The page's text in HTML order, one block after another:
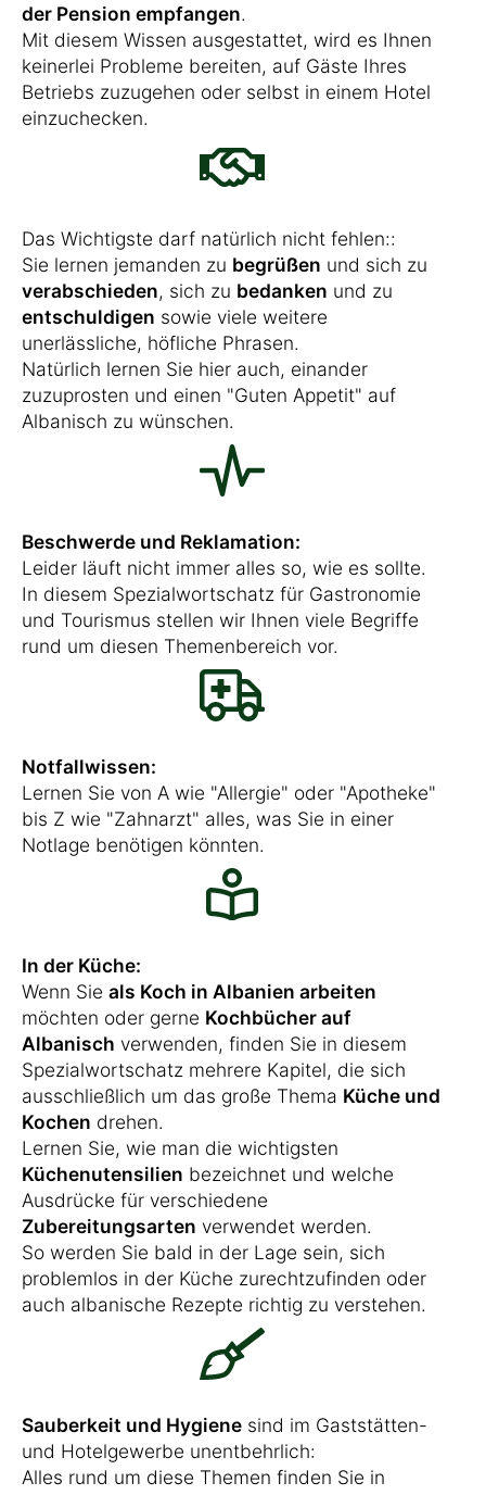
der Pension empfangen.
Mit diesem Wissen ausgestattet, wird es Ihnen
keinerlei Probleme bereiten, auf Gäste Ihres
Betriebs zuzugehen oder selbst in einem Hotel
einzuchecken.
Das Wichtigste darf natürlich nicht fehlen::
Sie lernen jemanden zu begrüßen und sich zu
verabschieden, sich zu bedanken und zu
entschuldigen sowie viele weitere
unerlässliche, höfliche Phrasen.
Natürlich lernen Sie hier auch, einander
zuzuprosten und einen "Guten Appetit" auf
Albanisch zu wünschen.
Beschwerde und Reklamation:
Leider läuft nicht immer alles so, wie es sollte.
In diesem Spezialwortschatz für Gastronomie
und Tourismus stellen wir Ihnen viele Begriffe
rund um diesen Themenbereich vor.
Notfallwissen:
Lernen Sie von A wie "Allergie" oder "Apotheke"
bis Z wie "Zahnarzt" alles, was Sie in einer
Notlage benötigen könnten.
In der Küche:
Wenn Sie als Koch in Albanien arbeiten
möchten oder gerne Kochbücher auf
Albanisch verwenden, finden Sie in diesem
Spezialwortschatz mehrere Kapitel, die sich
ausschließlich um das große Thema Küche und
Kochen drehen.
Lernen Sie, wie man die wichtigsten
Küchenutensilien bezeichnet und welche
Ausdrücke für verschiedene
Zubereitungsarten verwendet werden.
So werden Sie bald in der Lage sein, sich
problemlos in der Küche zurechtzufinden oder
auch albanische Rezepte richtig zu verstehen.
Sauberkeit und Hygiene sind im Gaststätten-
und Hotelgewerbe unentbehrlich:
Alles rund um diese Themen finden Sie in